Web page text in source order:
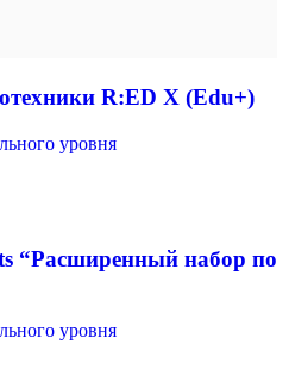
R:ED X (Edu+)
уровня
“Расширенный набор по
уровня